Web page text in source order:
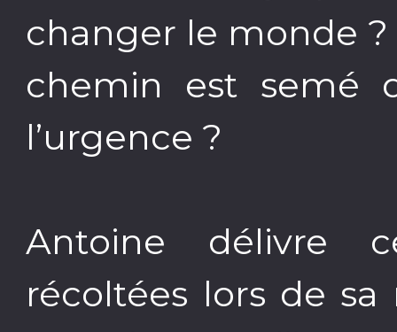
changer le monde
chemin est semé
l’urgence ?
Antoine délivre
récoltées lors de